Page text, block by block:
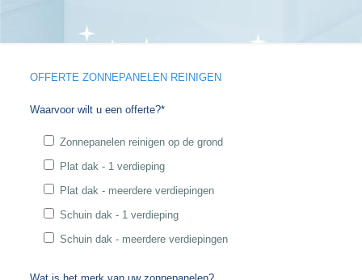
OFFERTE ZONNEPANELEN REINIGEN
Waarvoor wilt u een offerte?*
Zonnepanelen reinigen op de grond
Plat dak - 1 verdieping
Plat dak - meerdere verdiepingen
Schuin dak - 1 verdieping
Schuin dak - meerdere verdiepingen